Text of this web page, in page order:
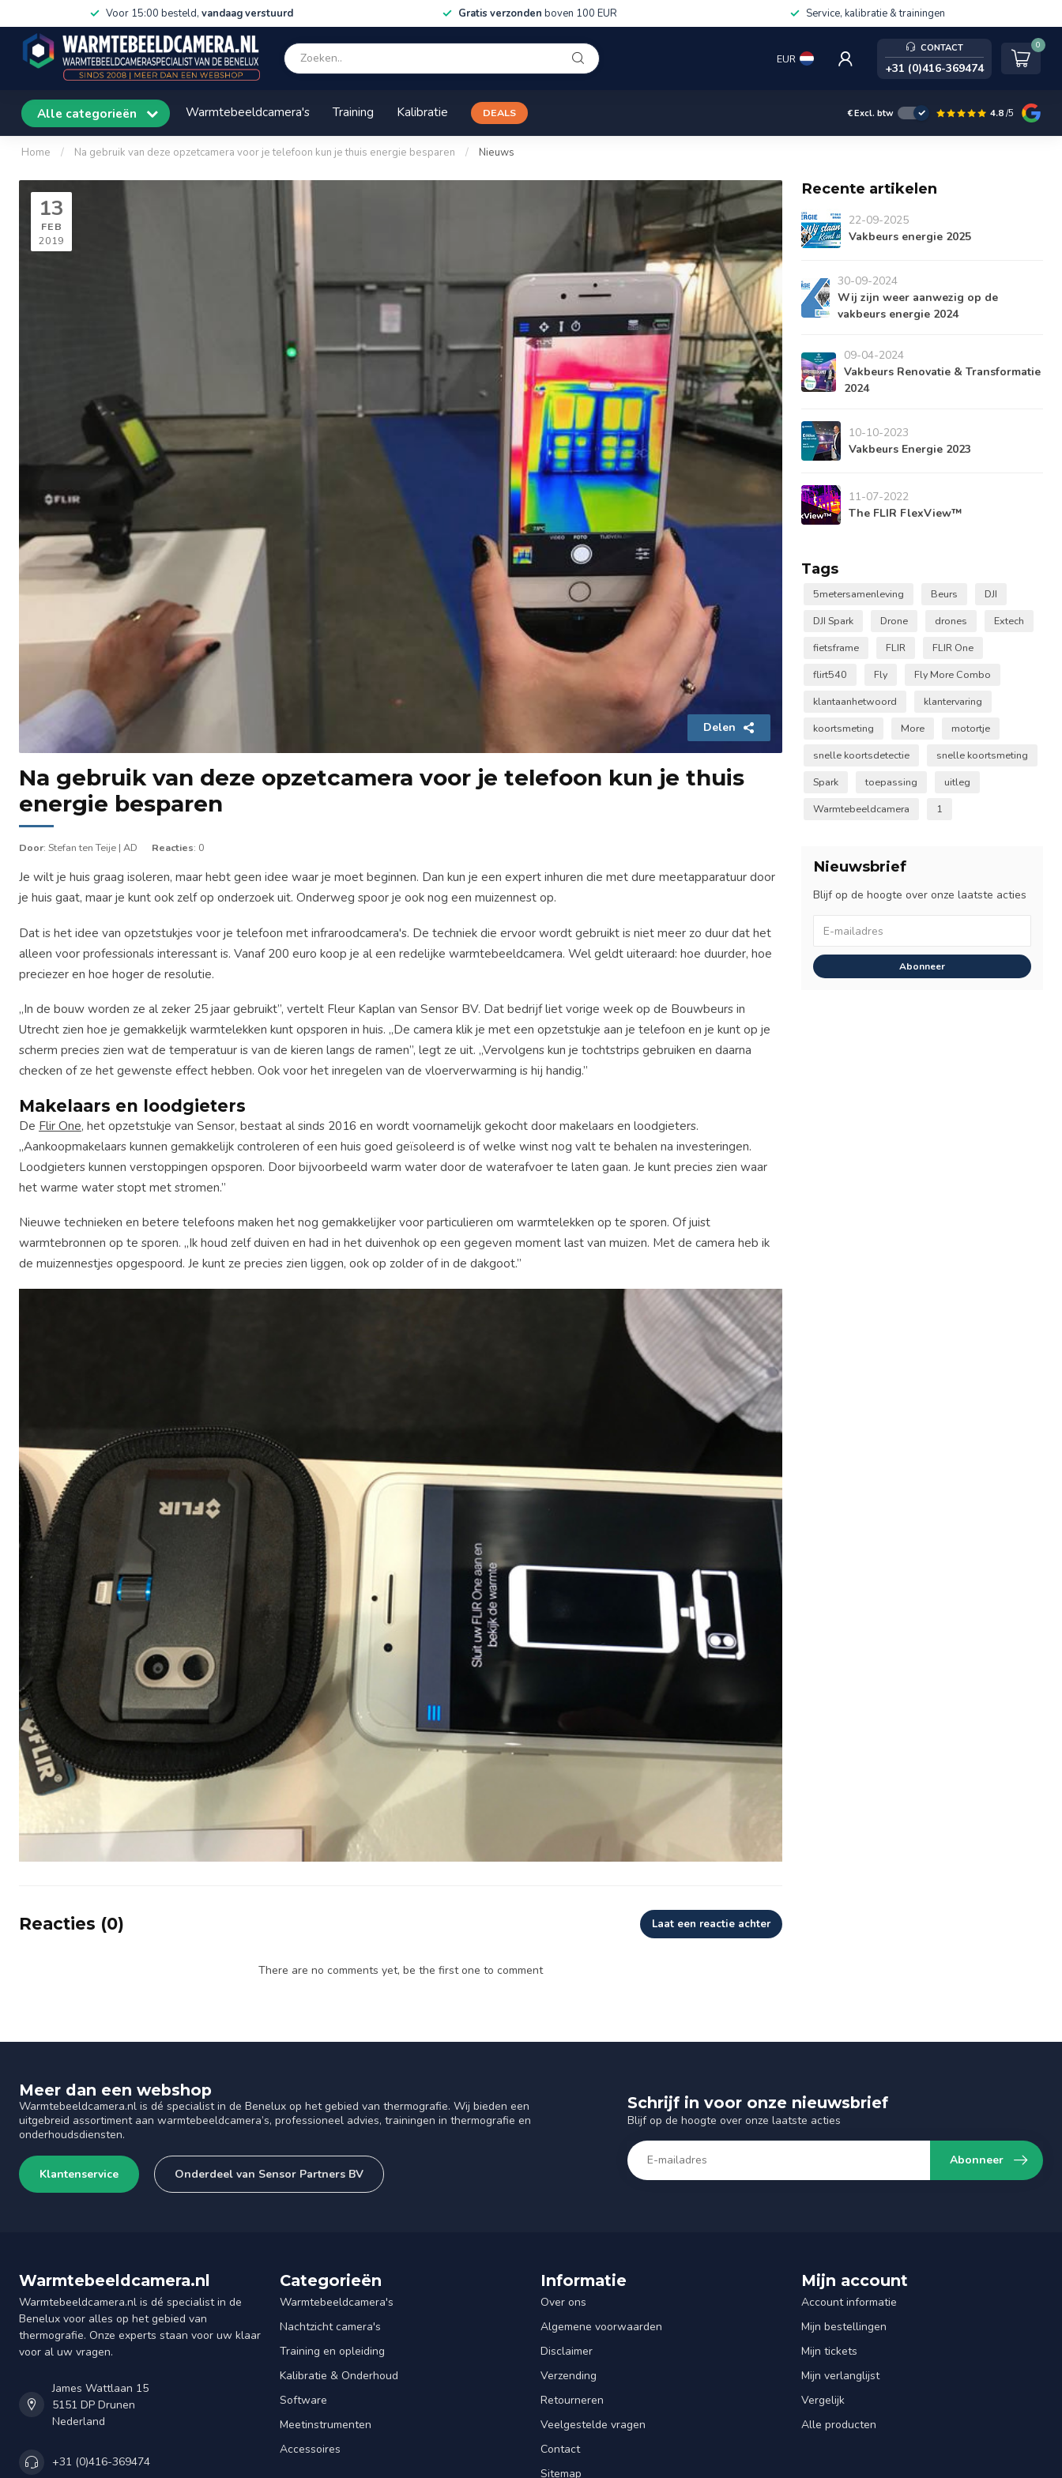
Voor 15:00 besteld, vandaag verstuurd Gratis verzonden boven 100 EUR Service, kalibratie & trainingen
EUR
CONTACT
+31 (0)416-369474
0
Alle categorieën Warmtebeeldcamera's Training Kalibratie DEALS €Excl. btw 4.8/5
Home / Na gebruik van deze opzetcamera voor je telefoon kun je thuis energie besparen / Nieuws
13
FEB
2019
Delen
Na gebruik van deze opzetcamera voor je telefoon kun je thuis
energie besparen
Door: Stefan ten Teije | AD Reacties: 0
Je wilt je huis graag isoleren, maar hebt geen idee waar je moet beginnen. Dan kun je een expert inhuren die met dure meetapparatuur door
je huis gaat, maar je kunt ook zelf op onderzoek uit. Onderweg spoor je ook nog een muizennest op.
Dat is het idee van opzetstukjes voor je telefoon met infraroodcamera's. De techniek die ervoor wordt gebruikt is niet meer zo duur dat het
alleen voor professionals interessant is. Vanaf 200 euro koop je al een redelijke warmtebeeldcamera. Wel geldt uiteraard: hoe duurder, hoe
preciezer en hoe hoger de resolutie.
,,In de bouw worden ze al zeker 25 jaar gebruikt”, vertelt Fleur Kaplan van Sensor BV. Dat bedrijf liet vorige week op de Bouwbeurs in
Utrecht zien hoe je gemakkelijk warmtelekken kunt opsporen in huis. ,,De camera klik je met een opzetstukje aan je telefoon en je kunt op je
scherm precies zien wat de temperatuur is van de kieren langs de ramen”, legt ze uit. ,,Vervolgens kun je tochtstrips gebruiken en daarna
checken of ze het gewenste effect hebben. Ook voor het inregelen van de vloerverwarming is hij handig.”
Makelaars en loodgieters
De Flir One, het opzetstukje van Sensor, bestaat al sinds 2016 en wordt voornamelijk gekocht door makelaars en loodgieters.
,,Aankoopmakelaars kunnen gemakkelijk controleren of een huis goed geïsoleerd is of welke winst nog valt te behalen na investeringen.
Loodgieters kunnen verstoppingen opsporen. Door bijvoorbeeld warm water door de waterafvoer te laten gaan. Je kunt precies zien waar
het warme water stopt met stromen.”
Nieuwe technieken en betere telefoons maken het nog gemakkelijker voor particulieren om warmtelekken op te sporen. Of juist
warmtebronnen op te sporen. ,,Ik houd zelf duiven en had in het duivenhok op een gegeven moment last van muizen. Met de camera heb ik
de muizennestjes opgespoord. Je kunt ze precies zien liggen, ook op zolder of in de dakgoot.”
Reacties (0) Laat een reactie achter
There are no comments yet, be the first one to comment
Recente artikelen
22-09-2025
Vakbeurs energie 2025
30-09-2024
Wij zijn weer aanwezig op de
vakbeurs energie 2024
09-04-2024
Vakbeurs Renovatie & Transformatie
2024
10-10-2023
Vakbeurs Energie 2023
11-07-2022
The FLIR FlexView™
Tags
5metersamenleving Beurs
DJI
DJI Spark
Drone drones
Extech
fietsframe
FLIR
FLIR One
flirt540
Fly
Fly More Combo
klantaanhetwoord
klantervaring
koortsmeting
More
motortje
snelle koortsdetectie
snelle koortsmeting
Spark
toepassing
uitleg
Warmtebeeldcamera
1
Nieuwsbrief
Blijf op de hoogte over onze laatste acties
Abonneer
Meer dan een webshop
Warmtebeeldcamera.nl is dé specialist in de Benelux op het gebied van thermografie. Wij bieden een
uitgebreid assortiment aan warmtebeeldcamera’s, professioneel advies, trainingen in thermografie en
onderhoudsdiensten.
Klantenservice Onderdeel van Sensor Partners BV
Schrijf in voor onze nieuwsbrief
Blijf op de hoogte over onze laatste acties
Abonneer
Warmtebeeldcamera.nl
Warmtebeeldcamera.nl is dé specialist in de
Benelux voor alles op het gebied van
thermografie. Onze experts staan voor uw klaar
voor al uw vragen.
James Wattlaan 15
5151 DP Drunen
Nederland
+31 (0)416-369474
Categorieën
Warmtebeeldcamera's
Nachtzicht camera's
Training en opleiding
Kalibratie & Onderhoud
Software
Meetinstrumenten
Accessoires
Informatie
Over ons
Algemene voorwaarden
Disclaimer
Verzending
Retourneren
Veelgestelde vragen
Contact
Sitemap
Mijn account
Account informatie
Mijn bestellingen
Mijn tickets
Mijn verlanglijst
Vergelijk
Alle producten